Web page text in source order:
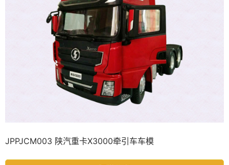
JPPJCM003 陕汽重卡X3000牵引车车模